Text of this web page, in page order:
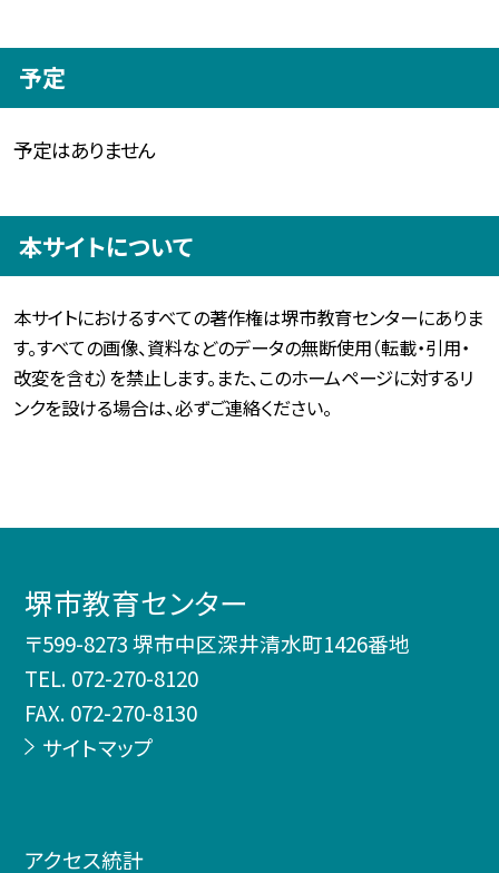
予定
予定はありません
本サイトについて
本サイトにおけるすべての著作権は堺市教育センターにありま
す。すべての画像、資料などのデータの無断使用（転載・引用・
改変を含む）を禁止します。また、このホームページに対するリ
ンクを設ける場合は、必ずご連絡ください。
堺市教育センター
〒599-8273 堺市中区深井清水町1426番地
TEL. 072-270-8120
FAX. 072-270-8130
サイトマップ
アクセス統計